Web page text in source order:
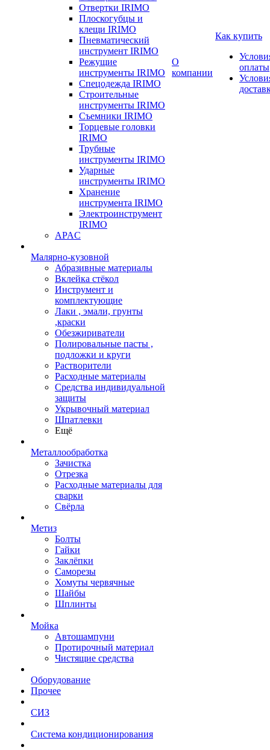
Отвертки IRIMO
Плоскогубцы и
клещи IRIMO
Пневматический
инструмент IRIMO
Режущие
инструменты IRIMO
Спецодежда IRIMO
Строительные
инструменты IRIMO
Съемники IRIMO
Торцевые головки
IRIMO
Трубные
инструменты IRIMO
Ударные
инструменты IRIMO
Хранение
инструмента IRIMO
Электроинструмент
IRIMO
APAC
Малярно-кузовной
Абразивные материалы
Вклейка стёкол
Инструмент и
комплектующие
Лаки , эмали, грунты
,краски
Обезжириватели
Полировальные пасты ,
подложки и круги
Растворители
Расходные материалы
Средства индивидуальной
защиты
Укрывочный материал
Шпатлевки
Ещё
Металлообработка
Зачистка
Отрезка
Расходные материалы для
сварки
Свёрла
Метиз
Болты
Гайки
Заклёпки
Саморезы
Хомуты червячные
Шайбы
Шплинты
Мойка
Автошампуни
Протирочный материал
Чистящие средства
Оборудование
Прочее
СИЗ
Система кондиционирования
О
компании
Как купить
оплаты